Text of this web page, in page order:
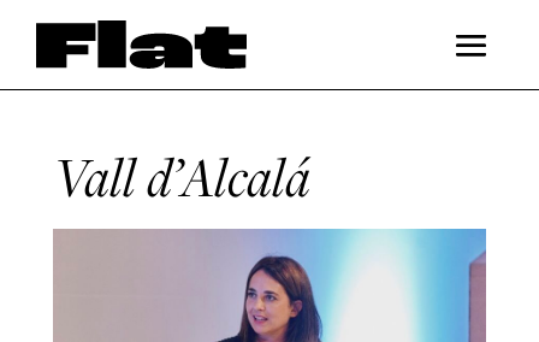
Vall d’Alcalá